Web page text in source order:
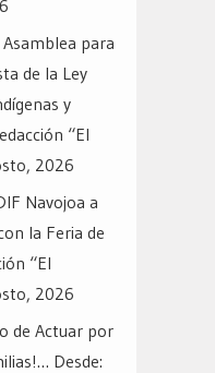
para
de la Ley
y
“El
2026
Navojoa a
la Feria de
“El
2026
de Actuar por
Desde: